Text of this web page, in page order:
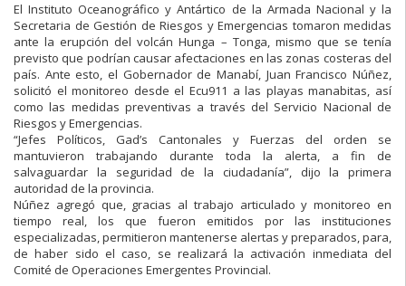
El Instituto Oceanográfico y Antártico de la Armada Nacional y la
Secretaria de Gestión de Riesgos y Emergencias tomaron medidas
ante la erupción del volcán Hunga – Tonga, mismo que se tenía
previsto que podrían causar afectaciones en las zonas costeras del
país. Ante esto, el Gobernador de Manabí, Juan Francisco Núñez,
solicitó el monitoreo desde el Ecu911 a las playas manabitas, así
como las medidas preventivas a través del Servicio Nacional de
Riesgos y Emergencias.
“Jefes Políticos, Gad’s Cantonales y Fuerzas del orden se
mantuvieron trabajando durante toda la alerta, a fin de
salvaguardar la seguridad de la ciudadanía”, dijo la primera
autoridad de la provincia.
Núñez agregó que, gracias al trabajo articulado y monitoreo en
tiempo real, los que fueron emitidos por las instituciones
especializadas, permitieron mantenerse alertas y preparados, para,
de haber sido el caso, se realizará la activación inmediata del
Comité de Operaciones Emergentes Provincial.